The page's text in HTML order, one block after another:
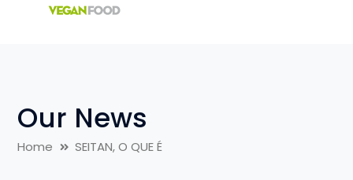
Our News
Home SEITAN, O QUE É